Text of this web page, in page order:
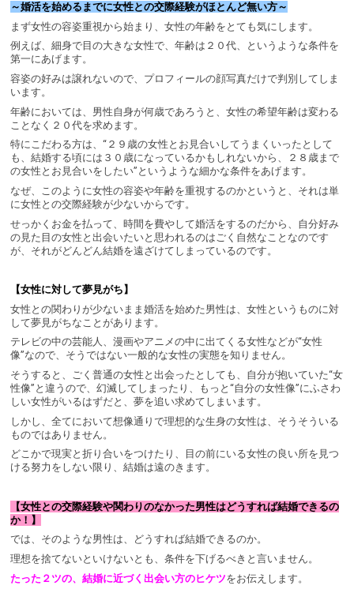
～婚活を始めるまでに女性との交際経験がほとんど無い方～
まず女性の容姿重視から始まり、女性の年齢をとても気にします。
例えば、細身で目の大きな女性で、年齢は２０代、というような条件を
第一にあげます。
容姿の好みは譲れないので、プロフィールの顔写真だけで判別してしま
います。
年齢においては、男性自身が何歳であろうと、女性の希望年齢は変わる
ことなく２０代を求めます。
特にこだわる方は、“２９歳の女性とお見合いしてうまくいったとして
も、結婚する頃には３０歳になっているかもしれないから、２８歳まで
の女性とお見合いをしたい”というような細かな条件をあげます。
なぜ、このように女性の容姿や年齢を重視するのかというと、それは単
に女性との交際経験が少ないからです。
せっかくお金を払って、時間を費やして婚活をするのだから、自分好み
の見た目の女性と出会いたいと思われるのはごく自然なことなのです
が、それがどんどん結婚を遠ざけてしまっているのです。
【女性に対して夢見がち】
女性との関わりが少ないまま婚活を始めた男性は、女性というものに対
して夢見がちなことがあります。
テレビの中の芸能人、漫画やアニメの中に出てくる女性などが“女性
像”なので、そうではない一般的な女性の実態を知りません。
そうすると、ごく普通の女性と出会ったとしても、自分が抱いていた“女
性像”と違うので、幻滅してしまったり、もっと“自分の女性像”にふさわ
しい女性がいるはずだと、夢を追い求めてしまいます。
しかし、全てにおいて想像通りで理想的な生身の女性は、そうそういる
ものではありません。
どこかで現実と折り合いをつけたり、目の前にいる女性の良い所を見つ
ける努力をしない限り、結婚は遠のきます。
【女性との交際経験や関わりのなかった男性はどうすれば結婚できるの
か！】
では、そのような男性は、どうすれば結婚できるのか。
理想を捨てないといけないとも、条件を下げるべきと言いません。
たった２ツの、結婚に近づく出会い方のヒケツをお伝えします。